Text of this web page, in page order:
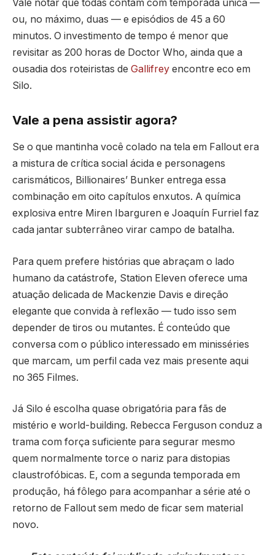
Vale notar que todas contam com temporada única —
ou, no máximo, duas — e episódios de 45 a 60
minutos. O investimento de tempo é menor que
revisitar as 200 horas de Doctor Who, ainda que a
ousadia dos roteiristas de Gallifrey encontre eco em
Silo.
Vale a pena assistir agora?
Se o que mantinha você colado na tela em Fallout era
a mistura de crítica social ácida e personagens
carismáticos, Billionaires’ Bunker entrega essa
combinação em oito capítulos enxutos. A química
explosiva entre Miren Ibarguren e Joaquín Furriel faz
cada jantar subterrâneo virar campo de batalha.
Para quem prefere histórias que abraçam o lado
humano da catástrofe, Station Eleven oferece uma
atuação delicada de Mackenzie Davis e direção
elegante que convida à reflexão — tudo isso sem
depender de tiros ou mutantes. É conteúdo que
conversa com o público interessado em minisséries
que marcam, um perfil cada vez mais presente aqui
no 365 Filmes.
Já Silo é escolha quase obrigatória para fãs de
mistério e world-building. Rebecca Ferguson conduz a
trama com força suficiente para segurar mesmo
quem normalmente torce o nariz para distopias
claustrofóbicas. E, com a segunda temporada em
produção, há fôlego para acompanhar a série até o
retorno de Fallout sem medo de ficar sem material
novo.